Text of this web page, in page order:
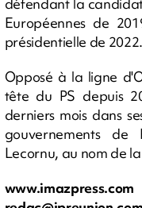
Européennes de
présidentielle de 2022.
Opposé à la ligne
tête du PS depuis
derniers mois dans
gouvernements de
Lecornu, au nom de